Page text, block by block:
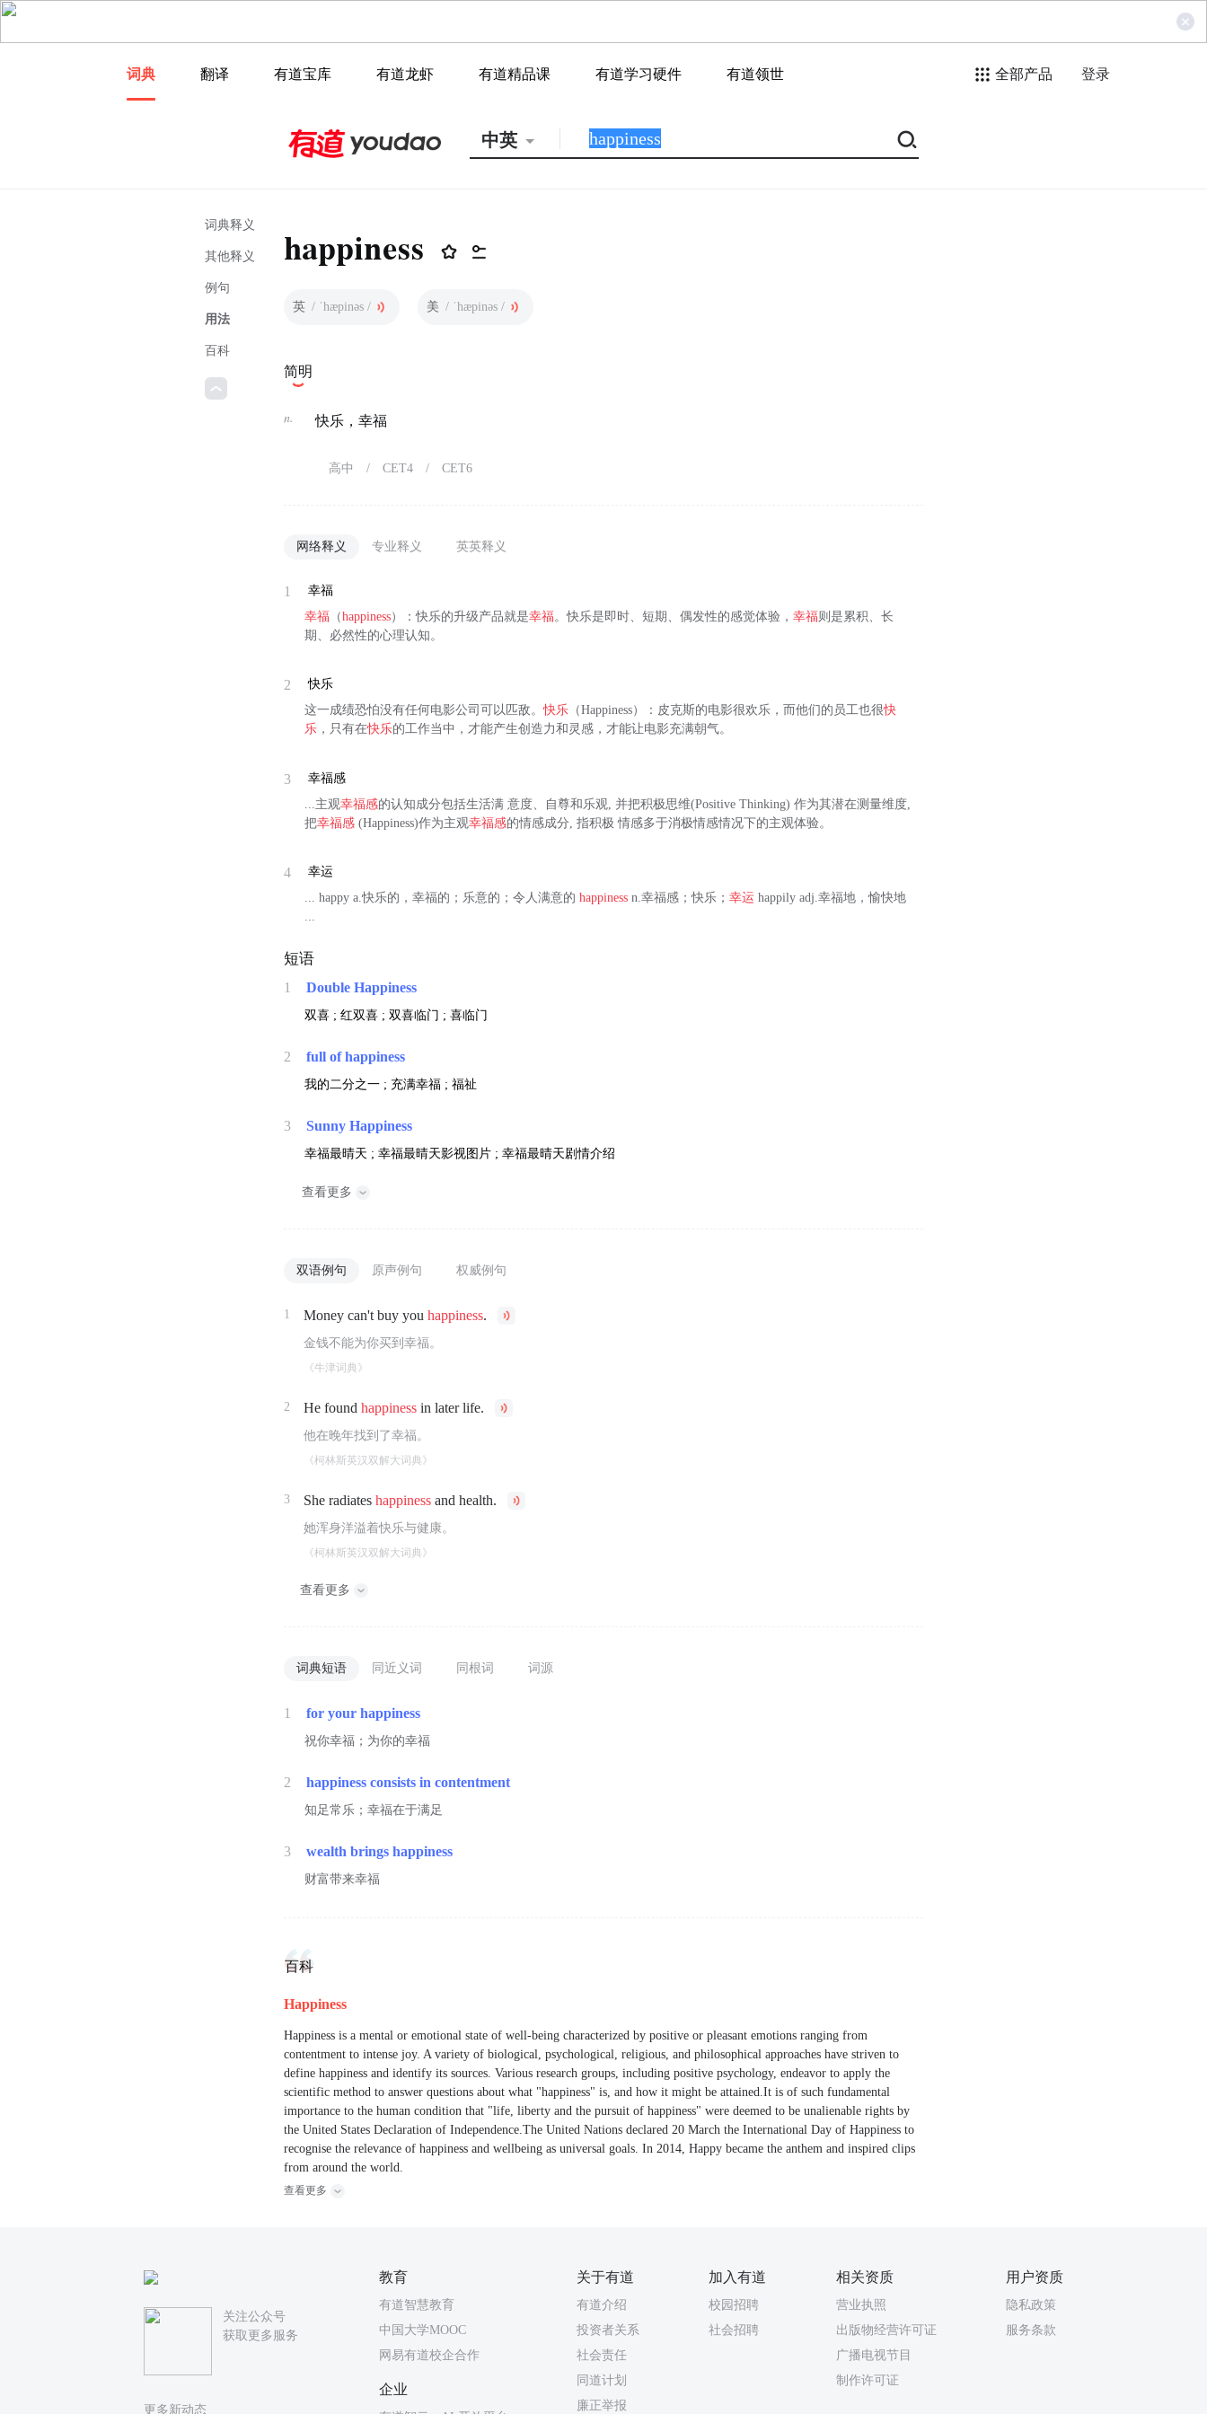
词典 翻译 有道宝库 有道龙虾 有道精品课 有道学习硬件 有道领世 全部产品 登录
中英
词典释义
其他释义
例句
用法
百科
happiness
英 / ˈhæpinəs / 美 / ˈhæpinəs /
简明
n. 快乐，幸福
高中 / CET4 / CET6
网络释义 专业释义 英英释义
1
幸福
幸福 （happiness）：快乐的升级产品就是幸福。快乐是即时、短期、偶发性的感觉体验，幸福则是累积、长
期、必然性的心理认知。
2
快乐
这一成绩恐怕没有任何电影公司可以匹敌。快乐 （Happiness）：皮克斯的电影很欢乐，而他们的员工也很快
乐 ，只有在快乐的工作当中，才能产生创造力和灵感，才能让电影充满朝气。
3
幸福感
...主观幸福感的认知成分包括生活满 意度、自尊和乐观, 并把积极思维(Positive Thinking) 作为其潜在测量维度,
把幸福感 (Happiness)作为主观幸福感的情感成分, 指积极 情感多于消极情感情况下的主观体验。
4
幸运
... happy a.快乐的，幸福的；乐意的；令人满意的happiness n.幸福感；快乐；幸运 happily adj.幸福地，愉快地
...
短语
1 Double Happiness
双喜 ; 红双喜 ; 双喜临门 ; 喜临门
2 full of happiness
我的二分之一 ; 充满幸福 ; 福祉
3 Sunny Happiness
幸福最晴天 ; 幸福最晴天影视图片 ; 幸福最晴天剧情介绍
查看更多
双语例句 原声例句 权威例句
1 Money can't buy youhappiness.
金钱不能为你买到幸福。
《牛津词典》
2 He foundhappiness in later life.
他在晚年找到了幸福。
《柯林斯英汉双解大词典》
3 She radiateshappiness and health.
她浑身洋溢着快乐与健康。
《柯林斯英汉双解大词典》
查看更多
词典短语 同近义词 同根词 词源
1 for your happiness
祝你幸福；为你的幸福
2 happiness consists in contentment
知足常乐；幸福在于满足
3 wealth brings happiness
财富带来幸福
百科
Happiness
Happiness is a mental or emotional state of well-being characterized by positive or pleasant emotions ranging from
contentment to intense joy. A variety of biological, psychological, religious, and philosophical approaches have striven to
define happiness and identify its sources. Various research groups, including positive psychology, endeavor to apply the
scientific method to answer questions about what "happiness" is, and how it might be attained.It is of such fundamental
importance to the human condition that "life, liberty and the pursuit of happiness" were deemed to be unalienable rights by
the United States Declaration of Independence.The United Nations declared 20 March the International Day of Happiness to
recognise the relevance of happiness and wellbeing as universal goals. In 2014, Happy became the anthem and inspired clips
from around the world.
查看更多
关注公众号
获取更多服务
更多新动态
教育
有道智慧教育
中国大学MOOC
网易有道校企合作
关于有道
有道介绍
投资者关系
社会责任
同道计划
廉正举报
加入有道
校园招聘
社会招聘
相关资质
营业执照
出版物经营许可证
广播电视节目
制作许可证
用户资质
隐私政策
服务条款
企业